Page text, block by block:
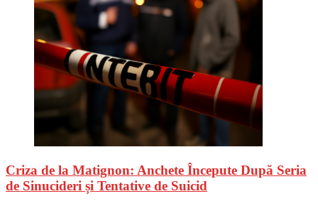
Criza de la Matignon: Anchete Începute După Seria
de Sinucideri și Tentative de Suicid